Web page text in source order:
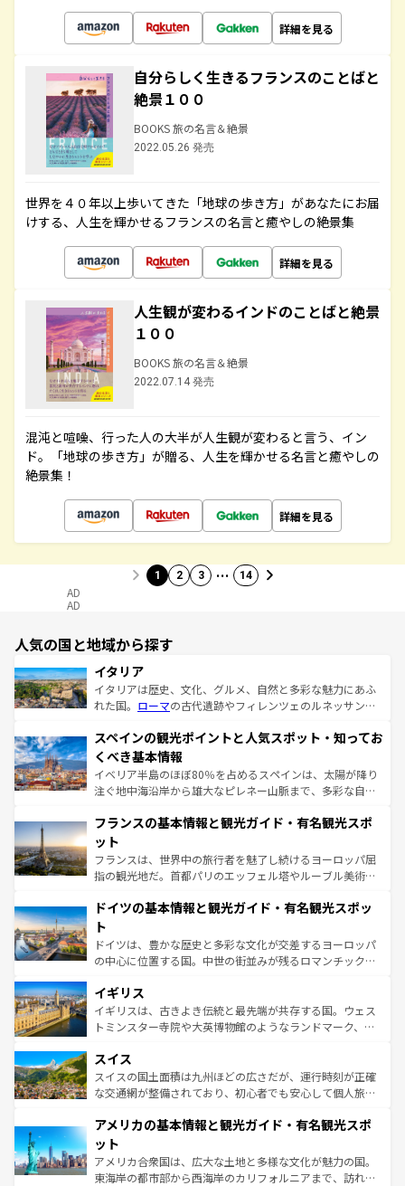
詳細を見る
自分らしく生きるフランスのことばと
絶景１００
BOOKS 旅の名言＆絶景
2022.05.26 発売
世界を４０年以上歩いてきた「地球の歩き方」があなたにお届
けする、人生を輝かせるフランスの名言と癒やしの絶景集
詳細を見る
人生観が変わるインドのことばと絶景
１００
BOOKS 旅の名言＆絶景
2022.07.14 発売
混沌と喧噪、行った人の大半が人生観が変わると言う、イン
ド。「地球の歩き方」が贈る、人生を輝かせる名言と癒やしの
絶景集！
詳細を見る
1 2 3 … 14
AD
AD
人気の国と地域から探す
イタリア
イタリアは歴史、文化、グルメ、自然と多彩な魅力にあふ
れた国。 ローマの古代遺跡やフィレンツェのルネッサンス
ろん、トスカーナの美しい田園風景やアマルフィ海岸の絶
景など、自然景観も見逃せない。観光の合間には、本場の
ピザやパスタなど、絶品のイタリア料理を堪能することも
できる。朝目覚めてから夜眠るまで、すべての瞬間を楽し
なお、新着のイタリア情報はコンテンツ一覧を参照してほ
しい。
スペインの観光ポイントと人気スポット・知ってお
くべき基本情報
イベリア半島のほぼ80％を占めるスペインは、太陽が降り
注ぐ地中海沿岸から雄大なピレネー山脈まで、多彩な自然
文化が根付くこの国では、情熱的なフラメンコ、熱気あふ
れる闘牛、そして美味しいタパスが生活の一部となってい
る。首都マドリードの洗練された雰囲気や、バルセロナの
アートに溢れた街角から、地方では古代ローマ遺跡や中世
せる。地方によって風土や気候が異なるスペインはその個
ンテンツ一覧 を参照してほしい。
フランスの基本情報と観光ガイド・有名観光スポ
ット
フランスは、世界中の旅行者を魅了し続けるヨーロッパ屈
指の観光地だ。首都パリのエッフェル塔やルーブル美術館
で、幅広い魅力が詰まっている。華麗な宮殿、歴史的な大
聖堂、美しいビーチ、そして豊かな自然が、訪れる者を心
から魅了する。また、フランスは美食の国としても知ら
れ、フランス料理はユネスコ無形文化遺産にも登録されて
香り高いラベンダー畑など、多彩な楽しみ方が可能だ。さ
らに、パリ以外の地域にも魅力が溢れており、どの街角に
も豊かな歴史と文化が息づいている。パリ以外の個性あふ
を参照してほしい。
ドイツの基本情報と観光ガイド・有名観光スポッ
ト
ドイツは、豊かな歴史と多彩な文化が交差するヨーロッパ
の中心に位置する国。中世の街並みが残るロマンチック街
顔を持つこの国は、どこを歩いても飽きることがない。ベ
ルリンの文化的活気、バイエルン州のアルプスの絶景、そ
してライン川沿いのワイン畑といった風景は必見。ビール
は、お酒好きな人にはぜひ体験してほしい。 なお、新着の
ドイツ情報はコンテンツ一覧を参照してほしい。
イギリス
イギリスは、古きよき伝統と最先端が共存する国。ウェス
トミンスター寺院や大英博物館のようなランドマーク、歴
リアごとに異なる魅力がある。また、優雅なアフタヌーン
ティー、ビール好きにはたまらない英国パブ、サッカー観
戦など、本場だからこそできる体験も豊富。イギリスを旅
ンツ一覧を参照してほしい。
スイス
スイスの国土面積は九州ほどの広さだが、運行時刻が正確
な交通網が整備されており、初心者でも安心して個人旅行
の建物がそのまま残る町や、スイスならではのユニークな
博物館もあり、アルプス観光だけでなく町歩きも満喫する
ことができる。国民の所得が高いため物価も高いが、旅行
者向けの交通パス提供のサービスもあり、うまく活用すれ
アメリカの基本情報と観光ガイド・有名観光スポ
ット
アメリカ合衆国は、広大な土地と多様な文化が魅力の国。
東海岸の都市部から西海岸のカリフォルニアまで、訪れる